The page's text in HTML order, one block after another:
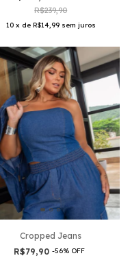
R$239,90
10 x de R$14,99 sem juros
Cropped Jeans
R$79,90-56% OFF